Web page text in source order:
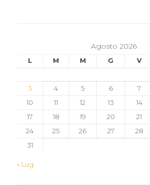
Agosto 2026
L M M G V
3
4 5 6 7
10
11 12 13 14
17
18 19 20 21
24
25 26 27 28
31
« Lug